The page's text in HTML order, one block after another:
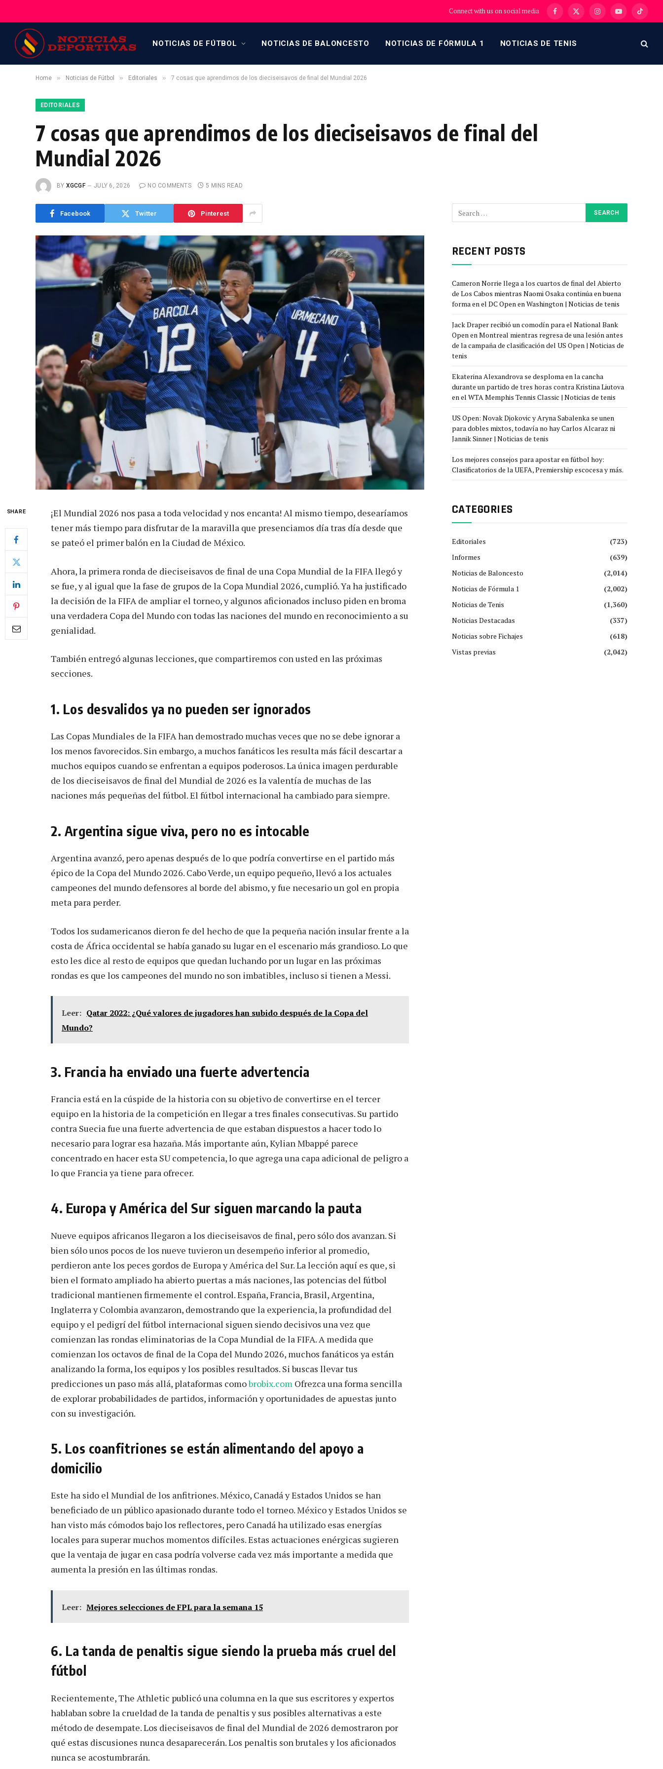
Connect with us on social media Facebook
X
InstagramYouTubeTikTok
NOTICIAS DE FÚTBOL NOTICIAS DE BALONCESTO NOTICIAS DE FÓRMULA 1 NOTICIAS DE TENIS
Home » Noticias de Fútbol » Editoriales » 7 cosas que aprendimos de los dieciseisavos de final del Mundial 2026
EDITORIALES
7 cosas que aprendimos de los dieciseisavos de final del
Mundial 2026
BY XGCGF JULY 6, 2026 NO COMMENTS 5 MINS READ
Facebook Twitter Pinterest
SHARE
¡El Mundial 2026 nos pasa a toda velocidad y nos encanta! Al mismo tiempo, desearíamos
tener más tiempo para disfrutar de la maravilla que presenciamos día tras día desde que
se pateó el primer balón en la Ciudad de México.
Ahora, la primera ronda de dieciseisavos de final de una Copa Mundial de la FIFA llegó y
se fue, y al igual que la fase de grupos de la Copa Mundial 2026, cumplió. Ya ha justificado
la decisión de la FIFA de ampliar el torneo, y algunos aficionados incluso piden en broma
una verdadera Copa del Mundo con todas las naciones del mundo en reconocimiento a su
genialidad.
También entregó algunas lecciones, que compartiremos con usted en las próximas
secciones.
1. Los desvalidos ya no pueden ser ignorados
Las Copas Mundiales de la FIFA han demostrado muchas veces que no se debe ignorar a
los menos favorecidos. Sin embargo, a muchos fanáticos les resulta más fácil descartar a
muchos equipos cuando se enfrentan a equipos poderosos. La única imagen perdurable
de los dieciseisavos de final del Mundial de 2026 es la valentía de muchas de las
naciones más pequeñas del fútbol. El fútbol internacional ha cambiado para siempre.
2. Argentina sigue viva, pero no es intocable
Argentina avanzó, pero apenas después de lo que podría convertirse en el partido más
épico de la Copa del Mundo 2026. Cabo Verde, un equipo pequeño, llevó a los actuales
campeones del mundo defensores al borde del abismo, y fue necesario un gol en propia
meta para perder.
Todos los sudamericanos dieron fe del hecho de que la pequeña nación insular frente a la
costa de África occidental se había ganado su lugar en el escenario más grandioso. Lo que
esto les dice al resto de equipos que quedan luchando por un lugar en las próximas
rondas es que los campeones del mundo no son imbatibles, incluso si tienen a Messi.
Leer: Qatar 2022: ¿Qué valores de jugadores han subido después de la Copa del
Mundo?
3. Francia ha enviado una fuerte advertencia
Francia está en la cúspide de la historia con su objetivo de convertirse en el tercer
equipo en la historia de la competición en llegar a tres finales consecutivas. Su partido
contra Suecia fue una fuerte advertencia de que estaban dispuestos a hacer todo lo
necesario para lograr esa hazaña. Más importante aún, Kylian Mbappé parece
concentrado en hacer esta SU competencia, lo que agrega una capa adicional de peligro a
lo que Francia ya tiene para ofrecer.
4. Europa y América del Sur siguen marcando la pauta
Nueve equipos africanos llegaron a los dieciseisavos de final, pero sólo dos avanzan. Si
bien sólo unos pocos de los nueve tuvieron un desempeño inferior al promedio,
perdieron ante los peces gordos de Europa y América del Sur. La lección aquí es que, si
bien el formato ampliado ha abierto puertas a más naciones, las potencias del fútbol
tradicional mantienen firmemente el control. España, Francia, Brasil, Argentina,
Inglaterra y Colombia avanzaron, demostrando que la experiencia, la profundidad del
equipo y el pedigrí del fútbol internacional siguen siendo decisivos una vez que
comienzan las rondas eliminatorias de la Copa Mundial de la FIFA. A medida que
comienzan los octavos de final de la Copa del Mundo 2026, muchos fanáticos ya están
analizando la forma, los equipos y los posibles resultados. Si buscas llevar tus
predicciones un paso más allá, plataformas comobrobix.com Ofrezca una forma sencilla
de explorar probabilidades de partidos, información y oportunidades de apuestas junto
con su investigación.
5. Los coanfitriones se están alimentando del apoyo a
domicilio
Este ha sido el Mundial de los anfitriones. México, Canadá y Estados Unidos se han
beneficiado de un público apasionado durante todo el torneo. México y Estados Unidos se
han visto más cómodos bajo los reflectores, pero Canadá ha utilizado esas energías
locales para superar muchos momentos difíciles. Estas actuaciones enérgicas sugieren
que la ventaja de jugar en casa podría volverse cada vez más importante a medida que
aumenta la presión en las últimas rondas.
Leer: Mejores selecciones de FPL para la semana 15
6. La tanda de penaltis sigue siendo la prueba más cruel del
fútbol
Recientemente, The Athletic publicó una columna en la que sus escritores y expertos
hablaban sobre la crueldad de la tanda de penaltis y sus posibles alternativas a este
método de desempate. Los dieciseisavos de final del Mundial de 2026 demostraron por
qué estas discusiones nunca desaparecerán. Los penaltis son brutales y los aficionados
nunca se acostumbrarán.
RECENT POSTS
Cameron Norrie llega a los cuartos de final del Abierto
de Los Cabos mientras Naomi Osaka continúa en buena
forma en el DC Open en Washington | Noticias de tenis
Jack Draper recibió un comodín para el National Bank
Open en Montreal mientras regresa de una lesión antes
de la campaña de clasificación del US Open | Noticias de
tenis
Ekaterina Alexandrova se desploma en la cancha
durante un partido de tres horas contra Kristina Liutova
en el WTA Memphis Tennis Classic | Noticias de tenis
US Open: Novak Djokovic y Aryna Sabalenka se unen
para dobles mixtos, todavía no hay Carlos Alcaraz ni
Jannik Sinner | Noticias de tenis
Los mejores consejos para apostar en fútbol hoy:
Clasificatorios de la UEFA, Premiership escocesa y más.
CATEGORIES
Editoriales
(723)
Informes
(639)
Noticias de Baloncesto
(2,014)
Noticias de Fórmula 1
(2,002)
Noticias de Tenis
(1,360)
Noticias Destacadas
(337)
Noticias sobre Fichajes
(618)
Vistas previas
(2,042)